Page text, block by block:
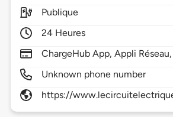
Publique
24 Heures
ChargeHub App, Appli
Unknown phone number
https://